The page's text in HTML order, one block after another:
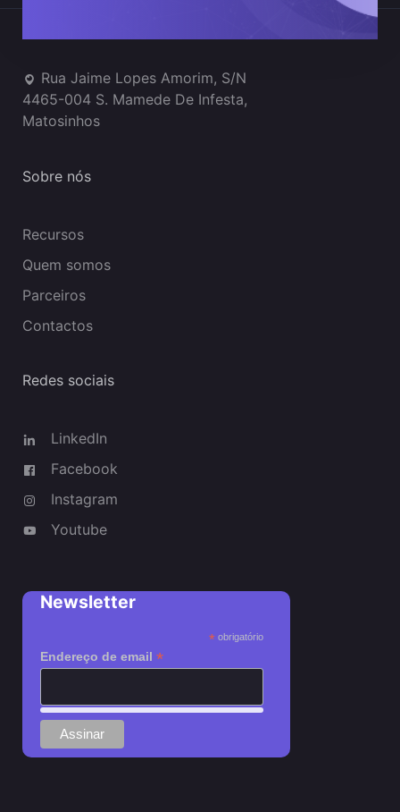
Rua Jaime Lopes Amorim, S/N
4465-004 S. Mamede De Infesta,
Matosinhos
Sobre nós
Recursos
Quem somos
Parceiros
Contactos
Redes sociais
LinkedIn
Facebook
Instagram
Youtube
Newsletter
*obrigatório
Endereço de email *